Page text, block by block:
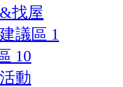
找屋
議區 1
10
動